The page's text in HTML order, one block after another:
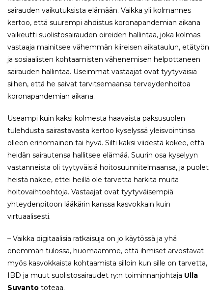
sairauden vaikutuksista elämään. Vaikka yli kolmannes
kertoo, että suurempi ahdistus koronapandemian aikana
vaikeutti suolistosairauden oireiden hallintaa, joka kolmas
vastaaja mainitsee vähemmän kiireisen aikataulun, etätyön
ja sosiaalisten kohtaamisten vähenemisen helpottaneen
sairauden hallintaa. Useimmat vastaajat ovat tyytyväisiä
siihen, että he saivat tarvitsemaansa terveydenhoitoa
koronapandemian aikana.
Useampi kuin kaksi kolmesta haavaista paksusuolen
tulehdusta sairastavasta kertoo kyselyssä yleisvointinsa
olleen erinomainen tai hyvä. Silti kaksi viidestä kokee, että
heidän sairautensa hallitsee elämää. Suurin osa kyselyyn
vastanneista oli tyytyväisiä hoitosuunnitelmaansa, ja puolet
heistä näkee, ettei heillä ole tarvetta harkita muita
hoitovaihtoehtoja. Vastaajat ovat tyytyväisempiä
yhteydenpitoon lääkärin kanssa kasvokkain kuin
virtuaalisesti.
– Vaikka digitaalisia ratkaisuja on jo käytössä ja yhä
enemmän tulossa, huomaamme, että ihmiset arvostavat
myös kasvokkaista kohtaamista silloin kun sille on tarvetta,
IBD ja muut suolistosairaudet ry:n toiminnanjohtaja Ulla
Suvanto toteaa.